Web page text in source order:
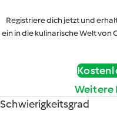
Registriere dich jetzt und
ein in die kulinarische Welt
Schwierigkeitsgrad